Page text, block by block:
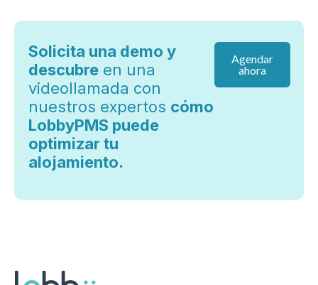
Solicita una demo y
descubre en una
videollamada con
nuestros expertos cómo
LobbyPMS puede
optimizar tu
alojamiento.
Agendar
ahora